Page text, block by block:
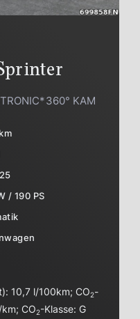
KAM
/ 190 PS
10,7 l/100km;CO2-
;CO2-Klasse:G